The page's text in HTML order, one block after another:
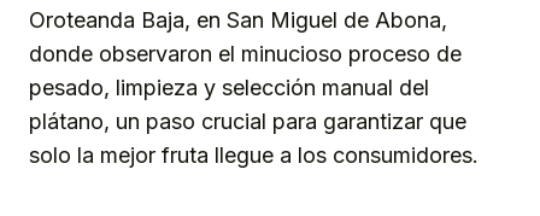
Oroteanda Baja, en San Miguel de Abona,
donde observaron el minucioso proceso de
pesado, limpieza y selección manual del
plátano, un paso crucial para garantizar que
solo la mejor fruta llegue a los consumidores.